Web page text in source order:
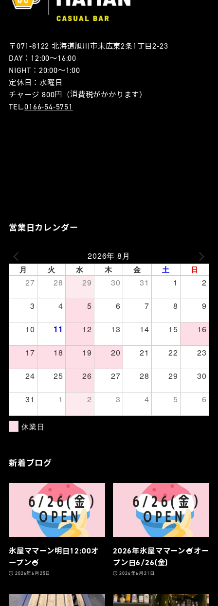
〒071-8122 北海道旭川市末広東2条1丁目2-23
DAY：12:00〜16:00
NIGHT：20:00〜1:00
定休日：水曜日
チャージ 800円（消費税がかかります）
TEL.0166-54-5751
営業日カレンダー
2026年 8月
月 火 水 木 金 土 日
27 28 29 30 31 1
2
3
4 5 6 7 8
9
10
11 12 13 14 15
16
17
18 19 20 21 22
23
24
25 26 27 28 29
30
31
1 2 3 4 5 6
休業日
新着ブログ
氷屋ママーン明日12:00オ
ープン🍧
2026年6月25日
2026年氷屋ママーン🍧オー
プン日6/26(金)
2026年6月21日